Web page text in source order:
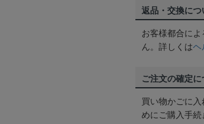
返品・交換につ
お客様都合に
ん。詳しくはヘ
ご注文の確定に
買い物かごに
めにご購入手続